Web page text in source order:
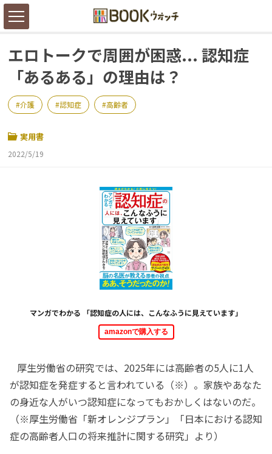
エロトークで周囲が困惑... 認知症
「あるある」の理由は？
介護 認知症 高齢者
実用書
2022/5/19
マンガでわかる 「認知症の人には、こんなふうに見えています」
amazonで購入する
厚生労働省の研究では、2025年には高齢者の5人に1人
が認知症を発症すると言われている（※）。家族やあなた
の身近な人がいつ認知症になってもおかしくはないのだ。
（※厚生労働省「新オレンジプラン」「日本における認知
症の高齢者人口の将来推計に関する研究」より）